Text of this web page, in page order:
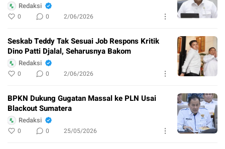
Redaksi
0 0 2/06/2026
Seskab Teddy Tak Sesuai Job Respons Kritik
Dino Patti Djalal, Seharusnya Bakom
Redaksi
0 0 2/06/2026
BPKN Dukung Gugatan Massal ke PLN Usai
Blackout Sumatera
Redaksi
0 0 25/05/2026